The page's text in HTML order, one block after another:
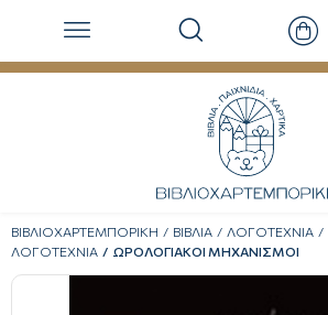
ΒΙΒΛΙΟΧΑΡΤΕΜΠΟΡΙΚΗ ΒΙΒΛΙΑ ΛΟΓΟΤΕΧΝΙΑ
ΛΟΓΟΤΕΧΝΙΑ
ΩΡΟΛΟΓΙΑΚΟΙ ΜΗΧΑΝΙΣΜΟΙ